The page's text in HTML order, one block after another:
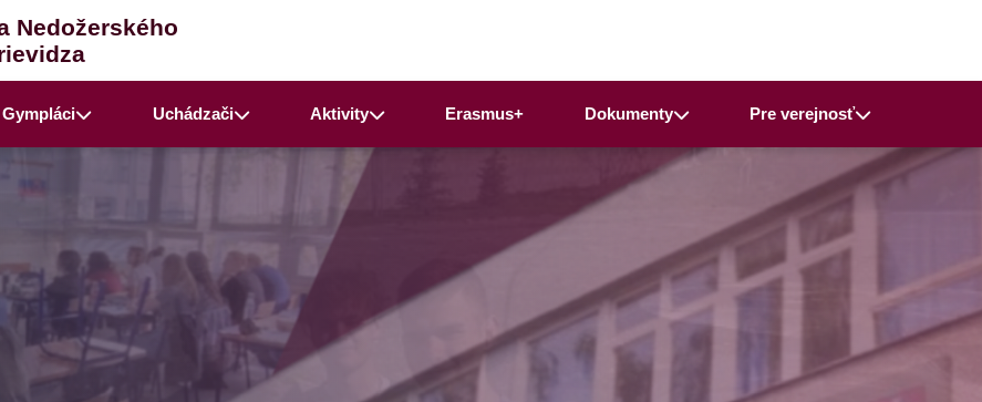
Nedožerského
Gympláci Uchádzači Aktivity Erasmus+ Dokumenty Pre verejnosť